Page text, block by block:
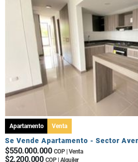
Apartamento Venta
Se Vende Apartamento - Sector
$550.000.000 COP | Venta
$2.200.000 COP | Alquiler